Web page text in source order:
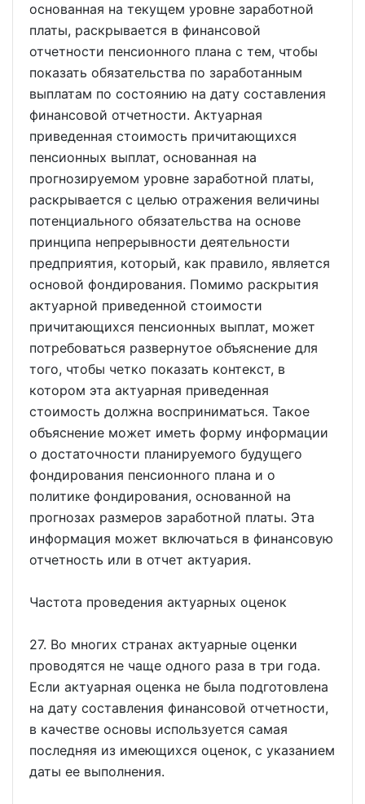
основанная на текущем уровне заработной
платы, раскрывается в финансовой
отчетности пенсионного плана с тем, чтобы
показать обязательства по заработанным
выплатам по состоянию на дату составления
финансовой отчетности. Актуарная
приведенная стоимость причитающихся
пенсионных выплат, основанная на
прогнозируемом уровне заработной платы,
раскрывается с целью отражения величины
потенциального обязательства на основе
принципа непрерывности деятельности
предприятия, который, как правило, является
основой фондирования. Помимо раскрытия
актуарной приведенной стоимости
причитающихся пенсионных выплат, может
потребоваться развернутое объяснение для
того, чтобы четко показать контекст, в
котором эта актуарная приведенная
стоимость должна восприниматься. Такое
объяснение может иметь форму информации
о достаточности планируемого будущего
фондирования пенсионного плана и о
политике фондирования, основанной на
прогнозах размеров заработной платы. Эта
информация может включаться в финансовую
отчетность или в отчет актуария.
Частота проведения актуарных оценок
27. Во многих странах актуарные оценки
проводятся не чаще одного раза в три года.
Если актуарная оценка не была подготовлена
на дату составления финансовой отчетности,
в качестве основы используется самая
последняя из имеющихся оценок, с указанием
даты ее выполнения.